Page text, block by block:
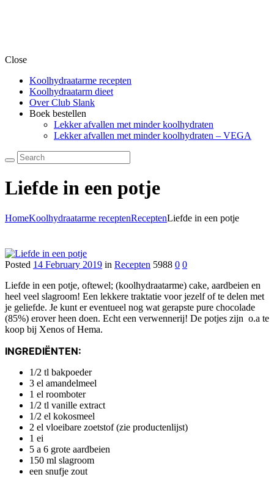
Close
Koolhydraatarme recepten
Koolhydraatarm dieet
Over Club Slank
Boek bestellen
Lekker afvallen met minder koolhydraten
Lekker afvallen met minder koolhydraten – VEGA
Liefde in een potje
HomeKoolhydraatarme receptenReceptenLiefde in een potje
Posted 14 February 2019 in Recepten 5988 0 0
Liefde in een potje, oftewel; (koolhydraatarme) cake, aardbeien en
heel veel slagroom! Een lekkere traktatie voor jezelf of te delen met
je geliefde. Je kunt er eventueel nog wat gerapste pure chocolade
(85%) erover heen doen. Echt een verwennerij! De potjes zijn o.a te
koop bij Xenos of Hema.
INGREDIËNTEN:
1/2 tl bakpoeder
3 el amandelmeel
1 el roomboter
1/2 tl vanille extract
1/2 el kokosmeel
2 el vloeibare zoetstof (zie productenlijst)
1 ei
5 a 6 grote aardbeien
150 ml slagroom
een snufje zout